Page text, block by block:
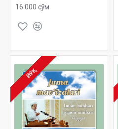
16 000 сўм
ЙЎҚ